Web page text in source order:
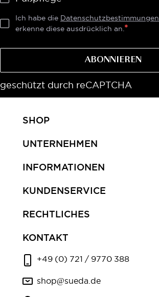
Ich habe die Datenschutzbestimmungen
erkenne diese ausdrücklich an.
ABONNIEREN
geschützt durch reCAPTCHA
SHOP
UNTERNEHMEN
INFORMATIONEN
KUNDENSERVICE
RECHTLICHES
KONTAKT
+49 (0) 721 / 9770 388
shop@sueda.de